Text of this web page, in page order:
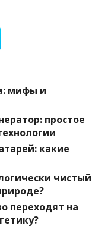
мифы и
простое
какие
чистый
переходят на